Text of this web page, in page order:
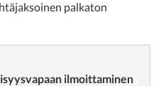
palkaton
ilmoittaminen